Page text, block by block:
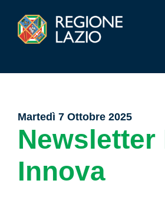
Martedì 7 Ottobre 2025
Newsletter
Innova